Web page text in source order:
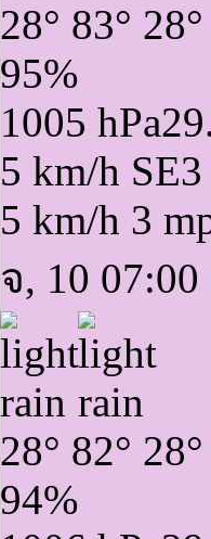
28° 83° 28°
95%
1005 hPa
5 km/h SE
5 km/h 3
จ, 10 07:00
28° 82° 28°
94%